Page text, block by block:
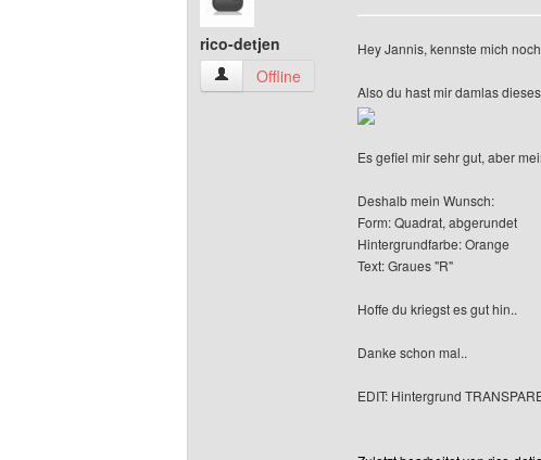
rico-detjen
rico-detjen Benutzer-Profile anzeigen
Offline
Hey Jannis, kennste mich
Also du hast mir damlas
Es gefiel mir sehr gut, aber
Deshalb mein Wunsch:
Form: Quadrat, abgerundet
Hintergrundfarbe: Orange
Text: Graues "R"
Hoffe du kriegst es gut hin..
Danke schon mal..
EDIT: Hintergrund